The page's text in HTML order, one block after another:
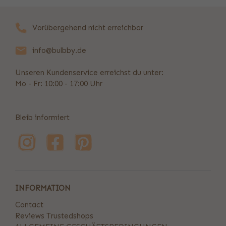
Vorübergehend nicht erreichbar
info@bulbby.de
Unseren Kundenservice erreichst du unter:
Mo - Fr: 10:00 - 17:00 Uhr
Bleib informiert
INFORMATION
Contact
Reviews Trustedshops